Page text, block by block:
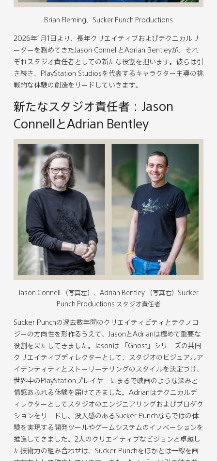
業
者
r
i
a
n
F
e
m
n
g
が
退
任
を
B
l
u
s
y
で
シ
ェ
ア
す
る
業
者
i
a
n
F
e
m
n
g
が
退
任
を
L
i
n
k
e
I
n
で
シ
ェ
ア
す
る
業
者
r
i
a
n
F
e
m
n
退
任
へ
を
X
で
シ
ェ
ア
る
業
者
r
i
a
n
F
e
m
退
へ
で
シ
ェ
ア
す
る
業
者
r
i
a
n
F
e
m
n
任
へ
を
メ
ル
で
シ
ア
す
る
業
者
r
a
n
e
m
i
n
g
が
退
へ
の
を
コ
ー
Brian Fleming、Sucker Punch Productions
2026年1月1日より、長年クリエイティブおよびテクニカルリ
ーダーを務めてきたJason ConnellとAdrian Bentleyが、それ
ぞれスタジオ責任者としての新たな役割を担います。彼らは引
き続き、PlayStation Studiosを代表するキャラクター主導の挑
戦的な体験の創造をリードしていきます。
新たなスタジオ責任者：Jason
ConnellとAdrian Bentley
Jason Connell （写真左）、Adrian Bentley （写真右）Sucker
Punch Productions スタジオ責任者
Sucker Punchの過去数年間のクリエイティビティとテクノロ
ジーの方向性を形作るうえで、JasonとAdrianは極めて重要な
役割を果たしてきました。Jasonは 「Ghost」シリーズの共同
クリエイティブディレクターとして、スタジオのビジュアルア
イデンティティとストーリーテリングのスタイルを決定づけ、
世界中のPlayStationプレイヤーにまるで映画のような深みと
情感あふれる体験を届けてきました。Adrianはテクニカルデ
ィレクターとしてスタジオのエンジニアリングおよびプロダク
ションをリードし、没入感のあるSucker Punchならではの体
験を実現する開発ツールやゲームシステムのイノベーションを
推進してきました。2人のクリエイティブなビジョンと卓越し
た技術力の組み合わせは、Sucker Punchをほかとは一線を画